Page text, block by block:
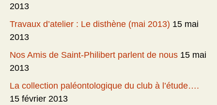
2013
Travaux d’atelier : Le disthène (mai 2013) 15 mai
2013
Nos Amis de Saint-Philibert parlent de nous 15 mai
2013
La collection paléontologique du club à l’étude….
15 février 2013